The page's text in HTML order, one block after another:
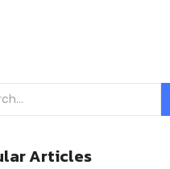
Articles